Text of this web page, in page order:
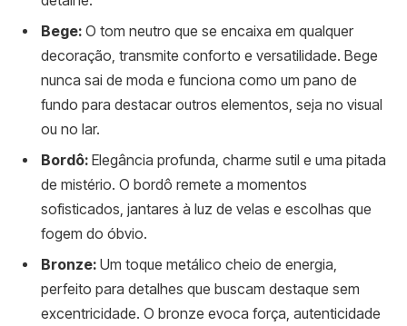
Bege: O tom neutro que se encaixa em qualquer
decoração, transmite conforto e versatilidade. Bege
nunca sai de moda e funciona como um pano de
fundo para destacar outros elementos, seja no visual
ou no lar.
Bordô: Elegância profunda, charme sutil e uma pitada
de mistério. O bordô remete a momentos
sofisticados, jantares à luz de velas e escolhas que
fogem do óbvio.
Bronze: Um toque metálico cheio de energia,
perfeito para detalhes que buscam destaque sem
excentricidade. O bronze evoca força, autenticidade